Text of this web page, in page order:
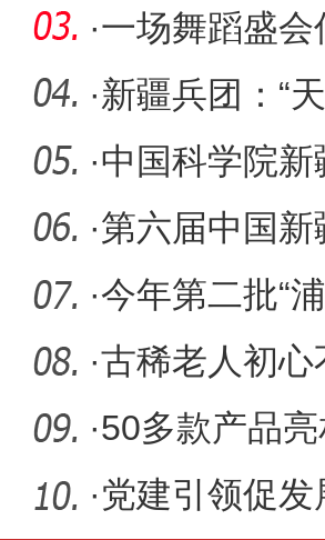
·一场舞蹈盛
·新疆兵团：“
更智
·中国科学院
团第十二
·第六届中国
事》向峥
·今年第二批“
启莎
·古稀老人初
·50多款产品
商“翅膀”
·党建引领促